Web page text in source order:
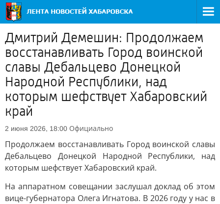
Дмитрий Демешин: Продолжаем
восстанавливать Город воинской
славы Дебальцево Донецкой
Народной Республики, над
которым шефствует Хабаровский
край
2 июня 2026, 18:00 Официально
Продолжаем восстанавливать Город воинской славы
Дебальцево Донецкой Народной Республики, над
которым шефствует Хабаровский край.
На аппаратном совещании заслушал доклад об этом
вице-губернатора Олега Игнатова. В 2026 году у нас в